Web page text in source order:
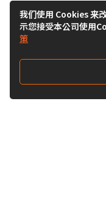
我们使用 Cookies 来
示您接受本公司使用
策